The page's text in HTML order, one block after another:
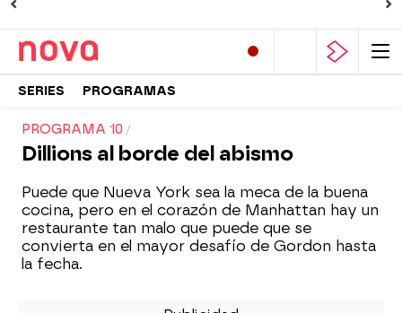
SERIES PROGRAMAS
PROGRAMA 10
Dillions al borde del abismo
Puede que Nueva York sea la meca de la buena
cocina, pero en el corazón de Manhattan hay un
restaurante tan malo que puede que se
convierta en el mayor desafío de Gordon hasta
la fecha.